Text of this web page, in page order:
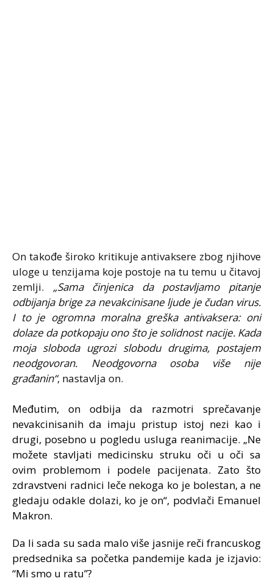
On takođe široko kritikuje antivaksere zbog njihove
uloge u tenzijama koje postoje na tu temu u čitavoj
zemlji. „Sama činjenica da postavljamo pitanje
odbijanja brige za nevakcinisane ljude je čudan virus.
I to je ogromna moralna greška antivaksera: oni
dolaze da potkopaju ono što je solidnost nacije. Kada
moja sloboda ugrozi slobodu drugima, postajem
neodgovoran. Neodgovorna osoba više nije
građanin“, nastavlja on.
Međutim, on odbija da razmotri sprečavanje
nevakcinisanih da imaju pristup istoj nezi kao i
drugi, posebno u pogledu usluga reanimacije. „Ne
možete stavljati medicinsku struku oči u oči sa
ovim problemom i podele pacijenata. Zato što
zdravstveni radnici leče nekoga ko je bolestan, a ne
gledaju odakle dolazi, ko je on“, podvlači Emanuel
Makron.
Da li sada su sada malo više jasnije reči francuskog
predsednika sa početka pandemije kada je izjavio:
“Mi smo u ratu”?